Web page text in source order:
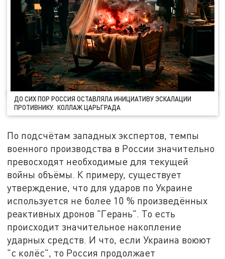
ДО СИХ ПОР РОССИЯ ОСТАВЛЯЛА ИНИЦИАТИВУ ЭСКАЛАЦИИ
ПРОТИВНИКУ. КОЛЛАЖ ЦАРЬГРАДА
По подсчётам западных экспертов, темпы
военного производства в России значительно
превосходят необходимые для текущей
войны объёмы. К примеру, существует
утверждение, что для ударов по Украине
используется не более 10 % произведённых
реактивных дронов "Герань". То есть
происходит значительное накопление
ударных средств. И что, если Украина воюют
"с колёс", то Россия продолжает